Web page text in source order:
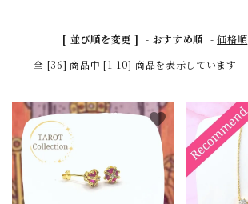
[ 並び順を変更 ] - おすすめ順 -価格順
全 [36] 商品中 [1-10] 商品を表示しています
favorite